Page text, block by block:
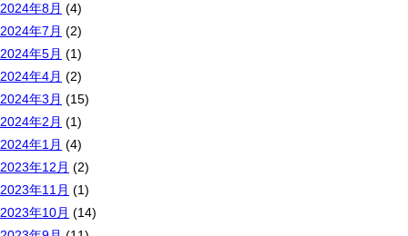
2024年8月 (4)
2024年7月 (2)
2024年5月 (1)
2024年4月 (2)
2024年3月 (15)
2024年2月 (1)
2024年1月 (4)
2023年12月 (2)
2023年11月 (1)
2023年10月 (14)